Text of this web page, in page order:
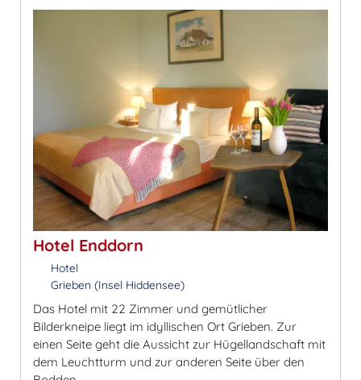
Hotel Enddorn
Hotel
Grieben (Insel Hiddensee)
Das Hotel mit 22 Zimmer und gemütlicher
Bilderkneipe liegt im idyllischen Ort Grieben. Zur
einen Seite geht die Aussicht zur Hügellandschaft mit
dem Leuchtturm und zur anderen Seite über den